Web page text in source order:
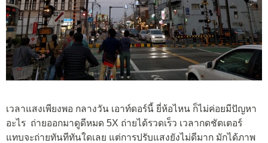
เวลาแสงเพียงพอ กลางวัน เอาท์ดอร์นี้ ยี่ห้อไหน ก็ไม่ค่อยมีปัญหา
อะไร ถ่ายออกมาดูดีหมด 5X ถ่ายได้รวดเร็ว เวลากดชัตเตอร์
แทบจะถ่ายทันทีทันใดเลย แต่การปรับแสงยังไม่ดีมาก มักได้ภาพ